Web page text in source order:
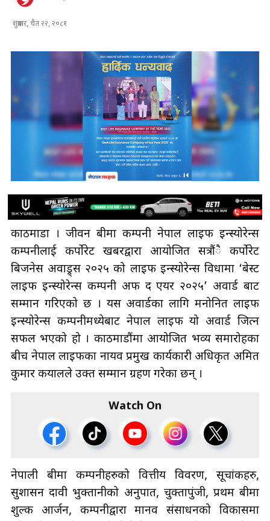
शुक्रबार, चैत २२, २०८१
काठमाडौँ । जीवन बीमा कम्पनी नेपाल लाइफ इन्स्योरेन्स
कम्पनीलाई कर्पोरेट खबरद्वारा आयोजित सत्रौंै कर्पोरेट
बिजनेस अवाड्र्स २०२५ को लाइफ इन्स्योरेन्स विधामा ‘बेस्ट
लाइफ इन्स्योरेन्स कम्पनी अफ द एयर २०२५’ अवार्ड बाट
सम्मान गरिएको छ । यस अवार्डका लागि मनोनित लाइफ
इन्स्योरेन्स कम्पनीमध्येबाट नेपाल लाइफ यो अवार्ड जित्न
सफल भएको हो । काठमाडौंमा आयोजित भव्य समारोहका
बीच नेपाल लाइफका नायव प्रमुख कार्यकारी अधिकृत अमित
कुमार कयालले उक्त सम्मान ग्रहण गरेका छन् ।
Watch On
नेपाली बीमा कम्पनीहरुको वित्तीय विवरण, सूचांकहरु,
सुशासन दावी भुक्तानीको अनुपात, चुक्तापुंजी, प्रथम बीमा
शुल्क आर्जन, कम्पनीद्वारा मानव संसाधनको विकासमा